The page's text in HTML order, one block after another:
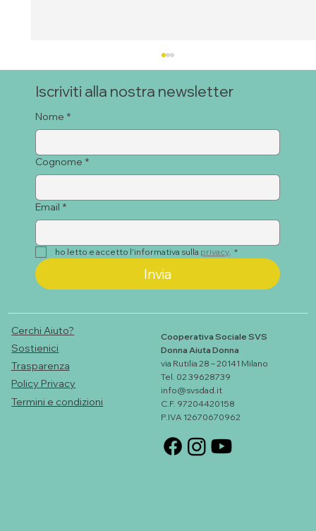
EDUCARE ALLE EMOZIONI
Cerchi Aiuto?
Sostienici
Trasparenza
Policy Privacy
Termini e condizioni
Cooperativa Sociale SVS
Donna Aiuta Donna
via Rutilia 28 – 20141 Milano
Tel. 02 39628739
info@svsdad.it
C.F. 97204420158
P.IVA 12670670962
Iscriviti alla nostra newsletter
Nome *
Cognome *
Email *
ho letto e accetto l'informativa sulla privacy. *
Invia